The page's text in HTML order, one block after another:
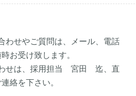
わせやご質問は、メール、電話
お受け致します。
せは、採用担当 宮田 迄、直
絡を下さい。